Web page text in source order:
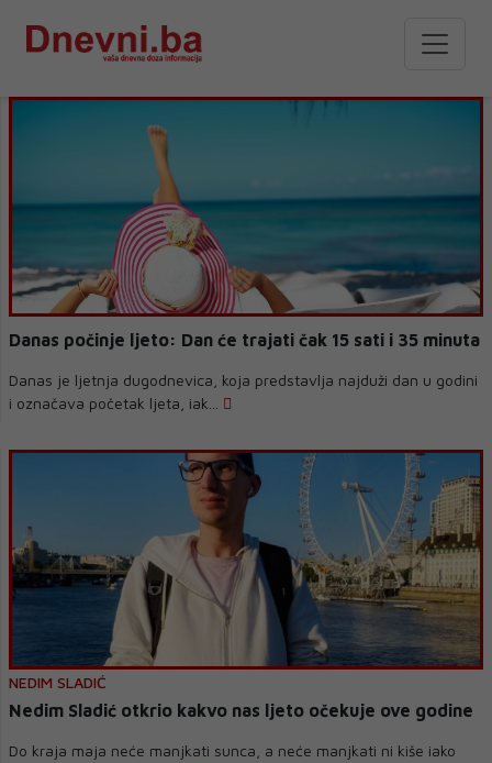
Danas počinje ljeto: Dan će trajati čak 15 sati i 35 minuta
Danas je ljetnja dugodnevica, koja predstavlja najduži dan u godini
i označava početak ljeta, iak...
NEDIM SLADIĆ
Nedim Sladić otkrio kakvo nas ljeto očekuje ove godine
Do kraja maja neće manjkati sunca, a neće manjkati ni kiše iako